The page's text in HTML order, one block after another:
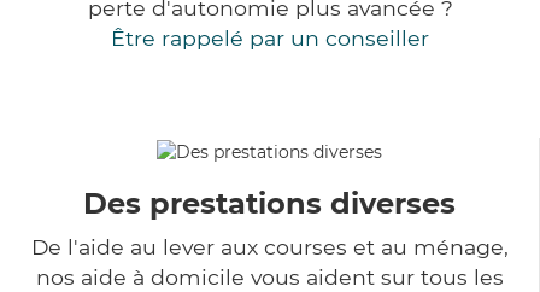
perte d'autonomie plus avancée ?
Être rappelé par un conseiller
Des prestations diverses
De l'aide au lever aux courses et au ménage,
nos aide à domicile vous aident sur tous les